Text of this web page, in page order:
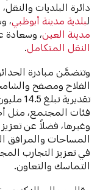
دائرة البلديات
لبلدية مدينة أبوظبي،
مدينة العين، وسعادة
النقل المتكامل.
وتتضمَّن مبادرة
الفلاح ومصفح
فئات المجتمع، مثل
وغيرها، فضلاً عن
المساحات والمرافق
في تعزيز التجارب
التماسك والتعاون.